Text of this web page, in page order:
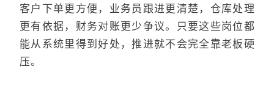
客户下单更方便，业务员跟进更清楚，仓库处理
更有依据，财务对账更少争议。只要这些岗位都
能从系统里得到好处，推进就不会完全靠老板硬
压。